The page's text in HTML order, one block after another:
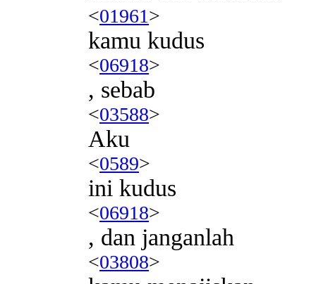
<01961>
kamu kudus
<06918>
, sebab
<03588>
Aku
<0589>
ini kudus
<06918>
, dan janganlah
<03808>